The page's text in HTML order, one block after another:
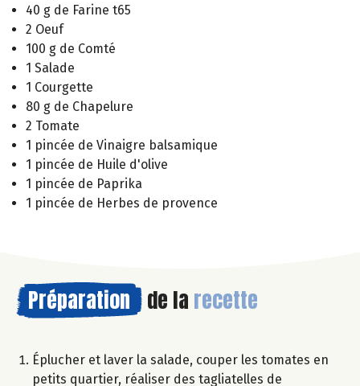
40 g de Farine t65
2 Oeuf
100 g de Comté
1 Salade
1 Courgette
80 g de Chapelure
2 Tomate
1 pincée de Vinaigre balsamique
1 pincée de Huile d'olive
1 pincée de Paprika
1 pincée de Herbes de provence
Préparation de la recette
Éplucher et laver la salade, couper les tomates en
petits quartier, réaliser des tagliatelles de